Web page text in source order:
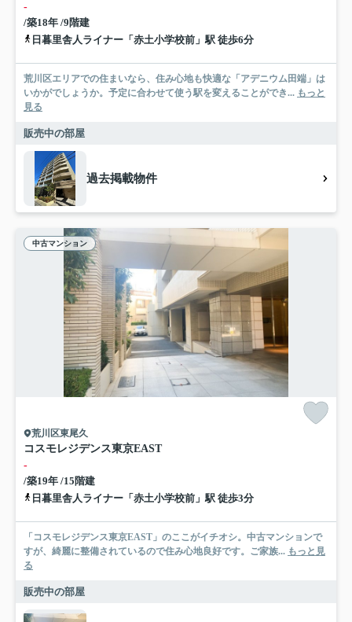
-
/築18年 /9階建
日暮里舎人ライナー「赤土小学校前」駅 徒歩6分
荒川区エリアでの住まいなら、住み心地も快適な「アデニウム田端」は
いかがでしょうか。予定に合わせて使う駅を変えることができ... もっと
見る
販売中の部屋
過去掲載物件
中古マンション
荒川区東尾久
コスモレジデンス東京EAST
-
/築19年 /15階建
日暮里舎人ライナー「赤土小学校前」駅 徒歩3分
「コスモレジデンス東京EAST」のここがイチオシ。中古マンションで
すが、綺麗に整備されているので住み心地良好です。ご家族... もっと見
る
販売中の部屋